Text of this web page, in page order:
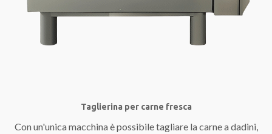
Taglierina per carne fresca
Con un'unica macchina è possibile tagliare la carne a dadini,